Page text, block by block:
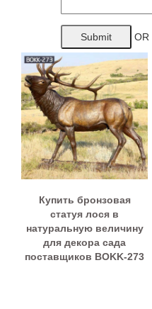
OR
Купить бронзовая
статуя лося в
натуральную величину
для декора сада
поставщиков BOKK-273